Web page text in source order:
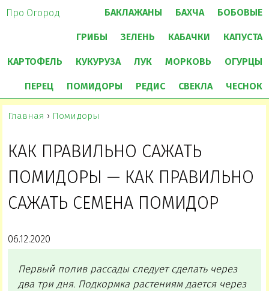
Про Огород БАКЛАЖАНЫ БАХЧА БОБОВЫЕ
ГРИБЫ ЗЕЛЕНЬ КАБАЧКИ КАПУСТА
КАРТОФЕЛЬ КУКУРУЗА ЛУК МОРКОВЬ ОГУРЦЫ
ПЕРЕЦ ПОМИДОРЫ РЕДИС СВЕКЛА ЧЕСНОК
Главная › Помидоры
КАК ПРАВИЛЬНО САЖАТЬ
ПОМИДОРЫ — КАК ПРАВИЛЬНО
САЖАТЬ СЕМЕНА ПОМИДОР
06.12.2020
Первый полив рассады следует сделать через
два три дня. Подкормка растениям дается через